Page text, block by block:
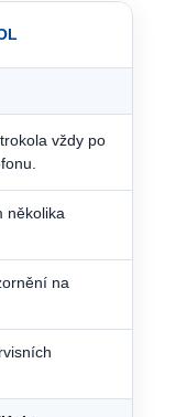
vždy po
několika
na